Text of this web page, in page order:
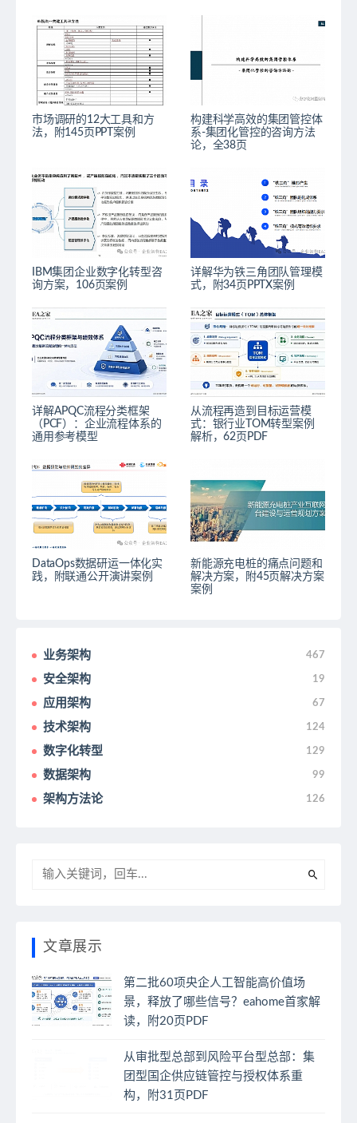
市场调研的12大工具和方
法，附145页PPT案例
构建科学高效的集团管控体
系-集团化管控的咨询方法
论，全38页
IBM集团企业数字化转型咨
询方案，106页案例
详解华为铁三角团队管理模
式，附34页PPTX案例
详解APQC流程分类框架
（PCF）：企业流程体系的
通用参考模型
从流程再造到目标运营模
式：银行业TOM转型案例
解析，62页PDF
DataOps数据研运一体化实
践，附联通公开演讲案例
新能源充电桩的痛点问题和
解决方案，附45页解决方案
案例
业务架构 467
安全架构 19
应用架构 67
技术架构 124
数字化转型 129
数据架构 99
架构方法论 126
文章展示
第二批60项央企人工智能高价值场
景，释放了哪些信号？eahome首家解
读，附20页PDF
从审批型总部到风险平台型总部：集
团型国企供应链管控与授权体系重
构，附31页PDF